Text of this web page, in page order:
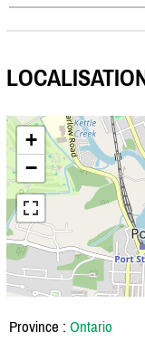
+
−
Province : Ontario